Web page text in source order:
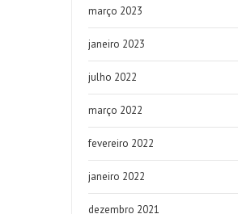
março 2023
janeiro 2023
julho 2022
março 2022
fevereiro 2022
janeiro 2022
dezembro 2021